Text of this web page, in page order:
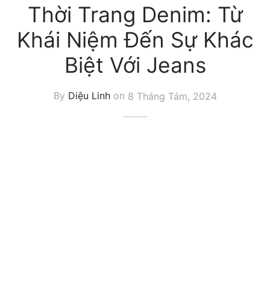
Thời Trang Denim: Từ
Khái Niệm Đến Sự Khác
Biệt Với Jeans
By Diệu Linhon 8 Tháng Tám, 2024